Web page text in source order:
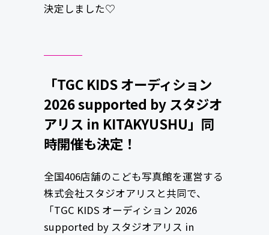
決定しました♡
「TGC KIDS オーディション
2026 supported by スタジオ
アリス in KITAKYUSHU」同
時開催も決定！
全国406店舗のこども写真館を運営する
株式会社スタジオアリスと共同で、
「TGC KIDS オーディション 2026
supported by スタジオアリス in